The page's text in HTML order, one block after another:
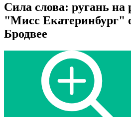
Сила слова: ругань на
"Мисс Екатеринбург"
Бродвее